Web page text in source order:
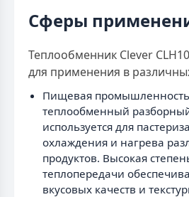
Сферы
Теплообменник Clever
для применения в
Пищевая
теплообменный
используется для
охлаждения и нагрева
продуктов. Высокая
теплопередачи
вкусовых качеств и